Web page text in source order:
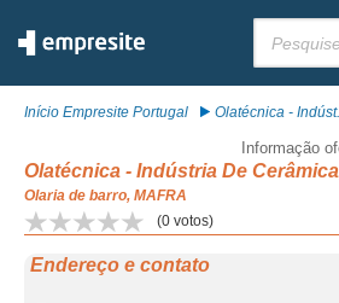
Início Empresite Portugal Olatécnica -
Informação
Olatécnica - Indústria De
Olaria de barro, MAFRA
(0 votos)
Endereço e contato